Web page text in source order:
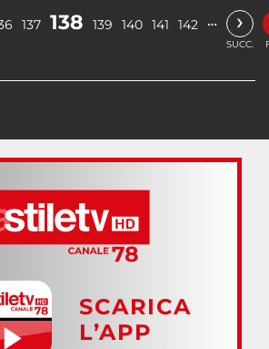
137 138 139 140 141 142 … ›
SUCC.
SCARICA
L’APP